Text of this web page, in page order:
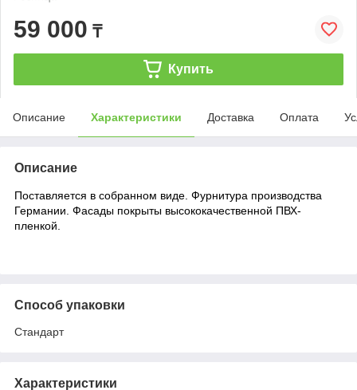
59 000 ₸
Купить
Описание Характеристики Доставка Оплата
Описание
Поставляется в собранном виде. Фурнитура производства
Германии. Фасады покрыты высококачественной ПВХ-
пленкой.
Способ упаковки
Стандарт
Характеристики